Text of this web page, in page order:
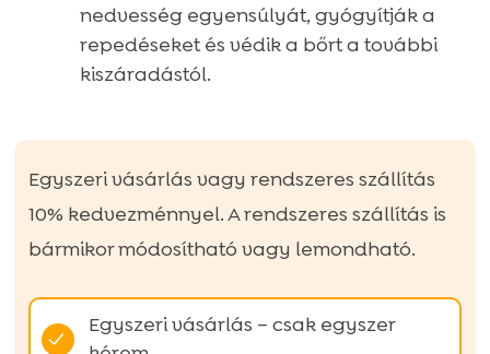
nedvesség egyensúlyát, gyógyítják a
repedéseket és védik a bőrt a további
kiszáradástól.
Egyszeri vásárlás vagy rendszeres szállítás
10% kedvezménnyel. A rendszeres szállítás is
bármikor módosítható vagy lemondható.
Egyszeri vásárlás – csak egyszer